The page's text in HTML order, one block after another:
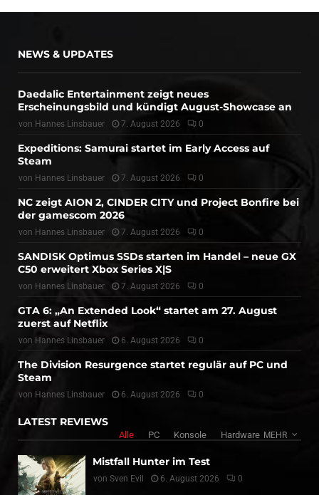
NEWS & UPDATES
Daedalic Entertainment zeigt neues
Erscheinungsbild und kündigt August-Showcase an
von Hannes Linsbauer 7. August 2026 0
Expeditions: Samurai startet im Early Access auf
Steam
von Hannes Linsbauer 7. August 2026 0
NC zeigt AION 2, CINDER CITY und Project Bonfire bei
der gamescom 2026
von Hannes Linsbauer 7. August 2026 0
SANDISK Optimus SSDs starten im Handel – neue GX
C50 erweitert Xbox Series X|S
von Hannes Linsbauer 7. August 2026 0
GTA 6: „An Extended Look“ startet am 27. August
zuerst auf Netflix
von Hannes Linsbauer 6. August 2026 0
The Division Resurgence startet regulär auf PC und
Steam
von Hannes Linsbauer 6. August 2026 0
LATEST REVIEWS
Alle PC Konsole Hardware MEHR
Mistfall Hunter im Test
von Sven Evil 6. August 2026 0